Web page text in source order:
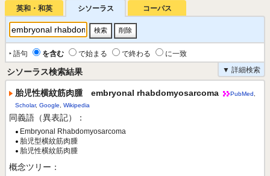
英和・和英 シソーラス コーパス
‣ 語句 を含む で始まる で終わる
に一致
▼ 詳細検索
シソーラス検索結果
胎児性横紋筋肉腫 embryonal rhabdomyosarcoma PubMed
Scholar, Google Wikipedia
同義語（異表記）：
Embryonal Rhabdomyosarcoma
胎児型横紋筋肉腫
胎児性横紋筋肉腫
概念ツリー：